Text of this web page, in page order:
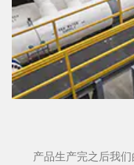
产品生产完之后我